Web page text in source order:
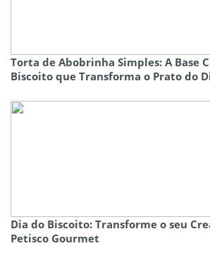
Torta de Abobrinha Simples: A Base
Biscoito que Transforma o Prato do
Dia do Biscoito: Transforme o seu
Petisco Gourmet